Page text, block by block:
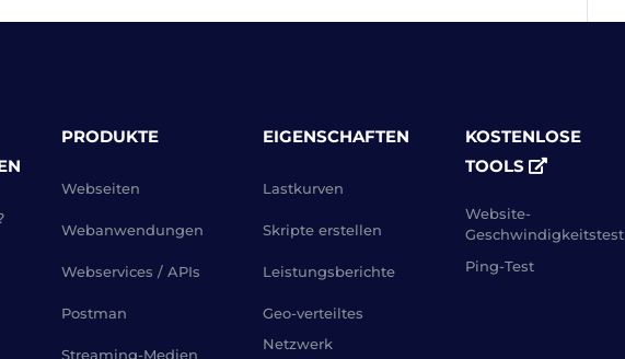
PRODUKTE
Webseiten
Webanwendungen
Webservices / APIs
Postman
Streaming-Medien
EIGENSCHAFTEN
Lastkurven
Skripte erstellen
Leistungsberichte
Geo-verteiltes
Netzwerk
KOSTENLOSE
TOOLS
Website-
Geschwindigkeitstest
Ping-Test